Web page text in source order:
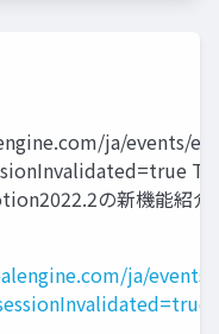
ja/events/
の新機能紹介
ja/events/